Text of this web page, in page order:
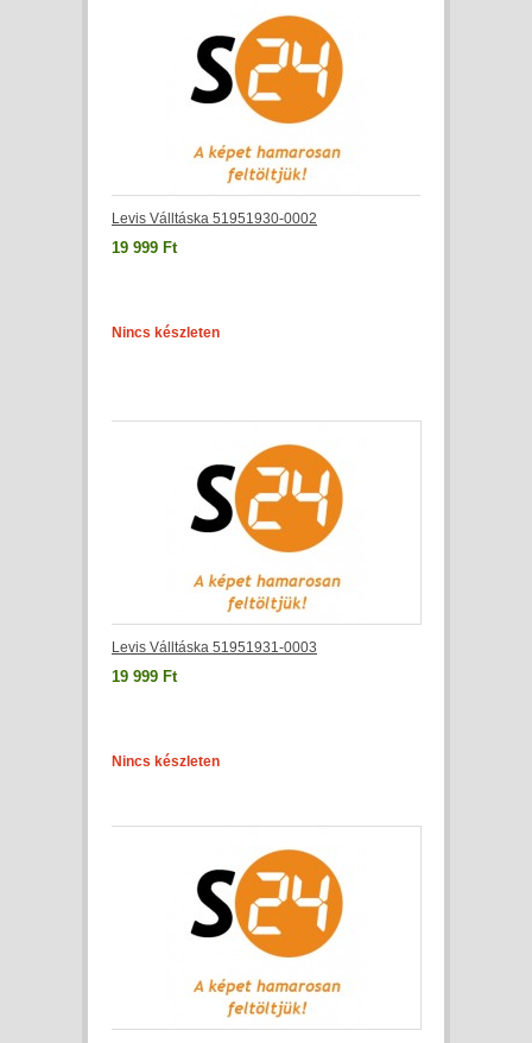
Levis Válltáska 51951930-0002
19 999 Ft
Nincs készleten
Levis Válltáska 51951931-0003
19 999 Ft
Nincs készleten